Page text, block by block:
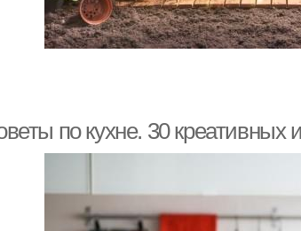
по кухне. 30 креативных